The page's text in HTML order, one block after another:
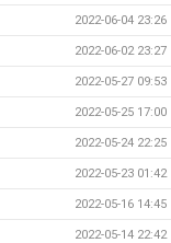
2022-06-04 23:26
2022-06-02 23:27
2022-05-27 09:53
2022-05-25 17:00
2022-05-24 22:25
2022-05-23 01:42
2022-05-16 14:45
2022-05-14 22:42